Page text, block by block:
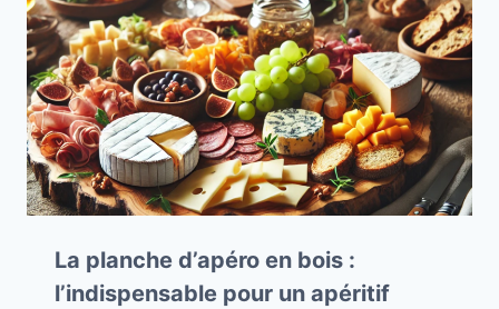
La planche d’apéro en bois :
l’indispensable pour un apéritif